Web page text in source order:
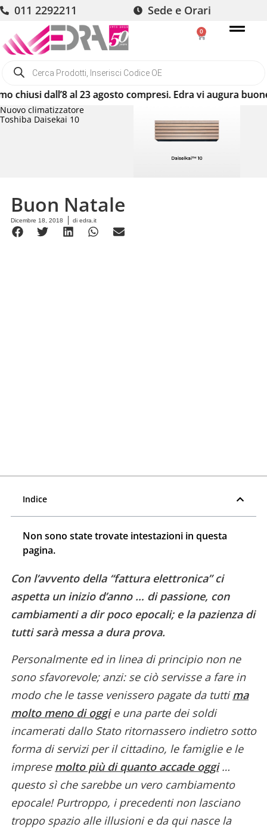
011 2292211 Sede e Orari
0
dall’8 al 23 agosto compresi. Edra vi augura buone
Nuovo climatizzatore
Toshiba Daisekai 10
Buon Natale
Dicembre 18, 2018 di edra.it
Indice
Non sono state trovate intestazioni in questa
pagina.
Con l’avvento della “fattura elettronica” ci
aspetta un inizio d’anno … di passione, con
cambiamenti a dir poco epocali; e la pazienza di
tutti sarà messa a dura prova.
Personalmente ed in linea di principio non ne
sono sfavorevole; anzi: se ciò servisse a fare in
modo che le tasse venissero pagate da tuttima
molto meno di oggi e una parte dei soldi
incamerati dallo Stato ritornassero indietro sotto
forma di servizi per il cittadino, le famiglie e le
imprese molto più di quanto accade oggi…
questo sì che sarebbe un vero cambiamento
epocale! Purtroppo, i precedenti non lasciano
troppo spazio alle illusioni e da qui nasce la